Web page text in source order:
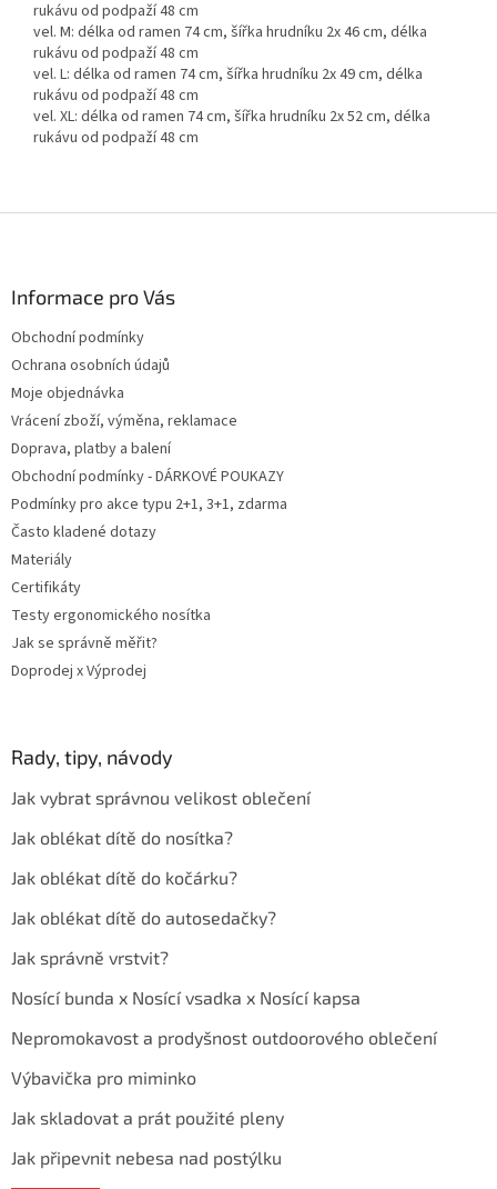
rukávu od podpaží 48 cm
vel. M: délka od ramen 74 cm, šířka hrudníku 2x 46 cm, délka
rukávu od podpaží 48 cm
vel. L: délka od ramen 74 cm, šířka hrudníku 2x 49 cm, délka
rukávu od podpaží 48 cm
vel. XL: délka od ramen 74 cm, šířka hrudníku 2x 52 cm, délka
rukávu od podpaží 48 cm
Informace pro Vás
Obchodní podmínky
Ochrana osobních údajů
Moje objednávka
Vrácení zboží, výměna, reklamace
Doprava, platby a balení
Obchodní podmínky - DÁRKOVÉ POUKAZY
Podmínky pro akce typu 2+1, 3+1, zdarma
Často kladené dotazy
Materiály
Certifikáty
Testy ergonomického nosítka
Jak se správně měřit?
Doprodej x Výprodej
Rady, tipy, návody
Jak vybrat správnou velikost oblečení
Jak oblékat dítě do nosítka?
Jak oblékat dítě do kočárku?
Jak oblékat dítě do autosedačky?
Jak správně vrstvit?
Nosící bunda x Nosící vsadka x Nosící kapsa
Nepromokavost a prodyšnost outdoorového oblečení
Výbavička pro miminko
Jak skladovat a prát použité pleny
Jak připevnit nebesa nad postýlku